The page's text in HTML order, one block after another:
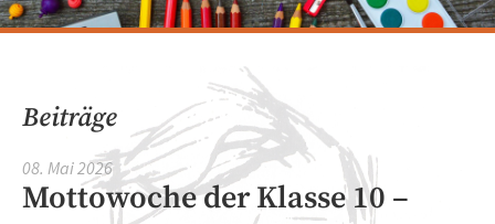
Beiträge
08. Mai 2026
Mottowoche der Klasse 10 –